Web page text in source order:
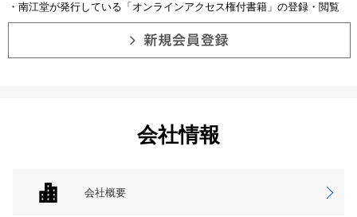
・南江堂が発行している「オンラインアクセス権付書籍」の登録・閲覧
会社情報
会社概要